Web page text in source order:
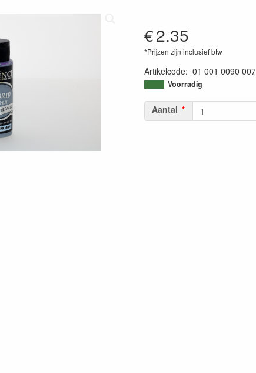
€2.35
*Prijzen zijn inclusief btw
Artikelcode: 01 001 0090
8699036756733
Voorradig
Aantal